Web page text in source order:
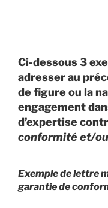
Ci-dessous 3
adresser au
de figure ou la
engagement
d’expertise
conformité et/ou
Exemple de lettre
garantie de